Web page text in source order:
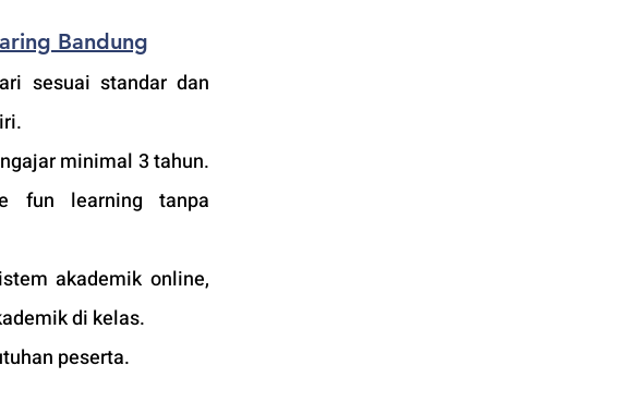
Bandung
sesuai standar dan
minimal 3 tahun.
fun learning tanpa
akademik online,
di kelas.
peserta.